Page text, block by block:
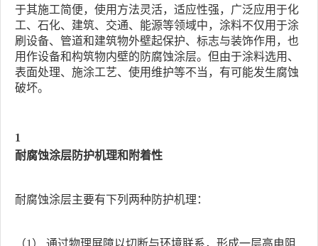
于其施工简便，使用方法灵活，适应性强，广泛应用于化
工、石化、建筑、交通、能源等领域中，涂料不仅用于涂
刷设备、管道和建筑物外壁起保护、标志与装饰作用，也
用作设备和构筑物内壁的防腐蚀涂层。但由于涂料选用、
表面处理、施涂工艺、使用维护等不当，有可能发生腐蚀
破坏。
1
耐腐蚀涂层防护机理和附着性
耐腐蚀涂层主要有下列两种防护机理：
（1） 通过物理屏障以切断与环境联系，形成一层高电阻